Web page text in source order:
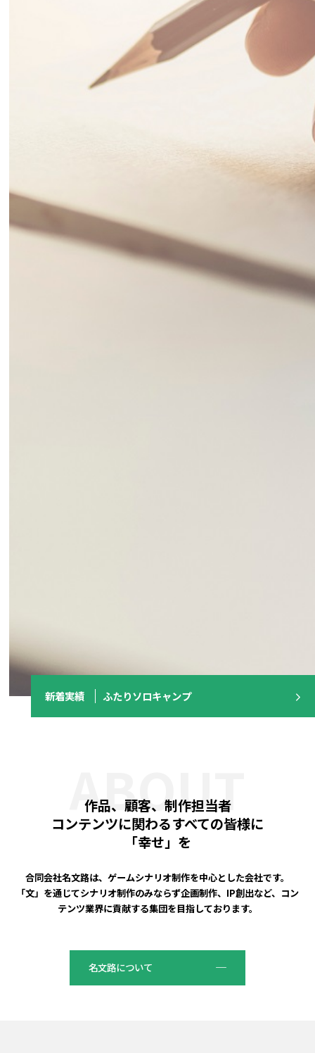
新着実績 ふたりソロキャンプ
ABOUT
作品、顧客、制作担当者
コンテンツに関わるすべての皆様に
「幸せ」を
合同会社名文路は、ゲームシナリオ制作を中心とした会社です。
「文」を通じてシナリオ制作のみならず企画制作、IP創出など、コン
テンツ業界に貢献する集団を目指しております。
名文路について